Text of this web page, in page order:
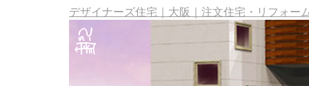
デザイナーズ住宅｜大阪｜注文住宅・リフォー